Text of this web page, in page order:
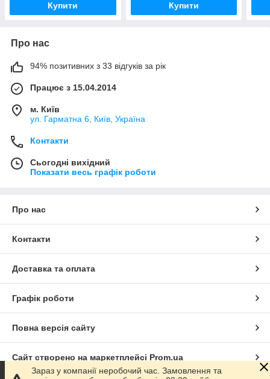
Купити Купити
Про нас
94% позитивних з 33 відгуків за рік
Працює з 15.04.2014
м. Київ
ул. Гарматна 6, Київ, Україна
Контакти
Сьогодні вихідний
Показати весь графік роботи
Про нас
Контакти
Доставка та оплата
Графік роботи
Повна версія сайту
Сайт створено на маркетплейсі Prom.ua
Зараз у компанії неробочий час. Замовлення та